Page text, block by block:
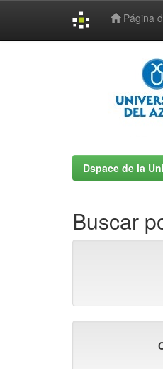
Página
Dspace de la
Buscar